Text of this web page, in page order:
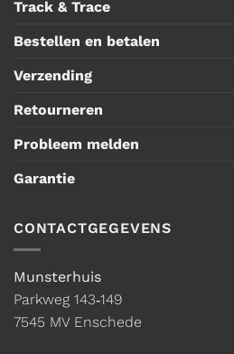
Track & Trace
Bestellen en betalen
Verzending
Retourneren
Probleem melden
Garantie
CONTACTGEGEVENS
Munsterhuis
Parkweg 143‑149
7545 MV Enschede